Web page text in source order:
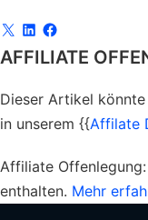
AFFILIATE
Dieser Artikel
in unserem {{Affilate
Affiliate Offenlegung:
enthalten. Mehr